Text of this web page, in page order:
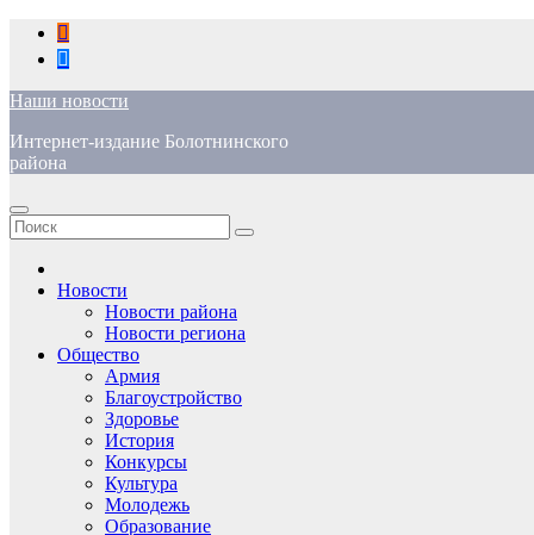
Перейти
содержимому
Наши новости
Интернет-издание Болотнинского
района
Новости
Новости района
Новости региона
Общество
Армия
Благоустройство
Здоровье
История
Конкурсы
Культура
Молодежь
Образование